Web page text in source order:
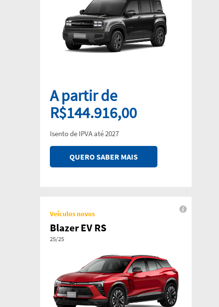
A partir de
R$144.916,00
Isento de IPVA até 2027
QUERO SABER MAIS
Veículos novos
Blazer EV RS
25/25